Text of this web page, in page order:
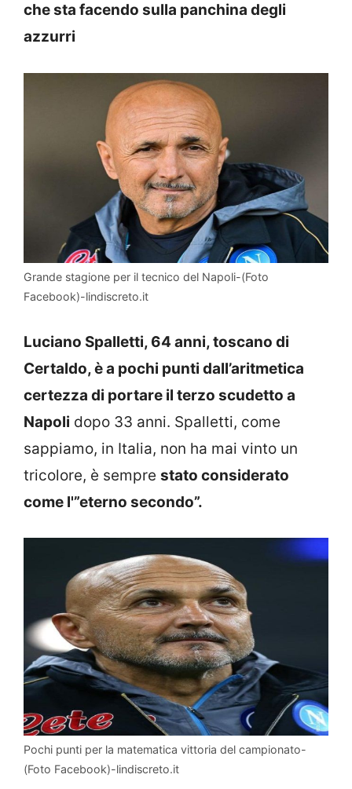
che sta facendo sulla panchina degli
azzurri
Grande stagione per il tecnico del Napoli-(Foto
Facebook)-lindiscreto.it
Luciano Spalletti, 64 anni, toscano di
Certaldo, è a pochi punti dall’aritmetica
certezza di portare il terzo scudetto a
Napoli dopo 33 anni. Spalletti, come
sappiamo, in Italia, non ha mai vinto un
tricolore, è sempre stato considerato
come l'”eterno secondo”.
Pochi punti per la matematica vittoria del campionato-
(Foto Facebook)-lindiscreto.it